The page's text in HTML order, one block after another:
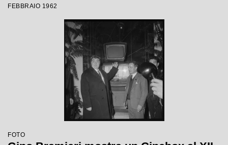
FEBBRAIO 1962
FOTO